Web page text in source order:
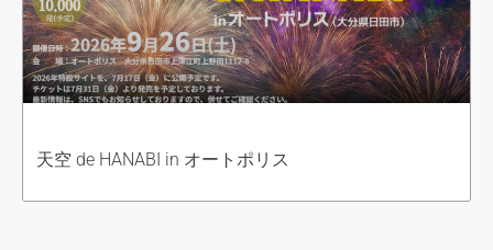
天空 de HANABI in オートポリス